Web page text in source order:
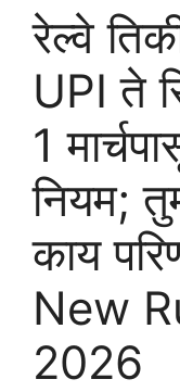
रेल्वे
UPI ते
1
नियम;
काय
New
2026